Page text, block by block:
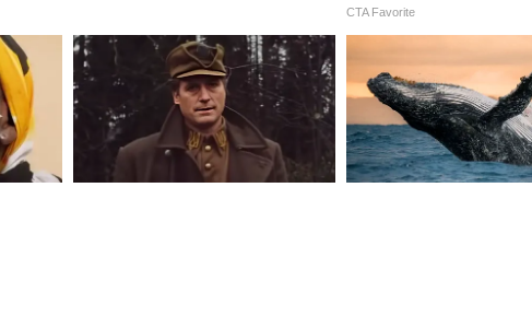
সাহায্য করে
করলে মানসিক চাপ নিয়ন্ত্রণে থাকে। বিশেষ করে গরমের সময়
উপকারী।